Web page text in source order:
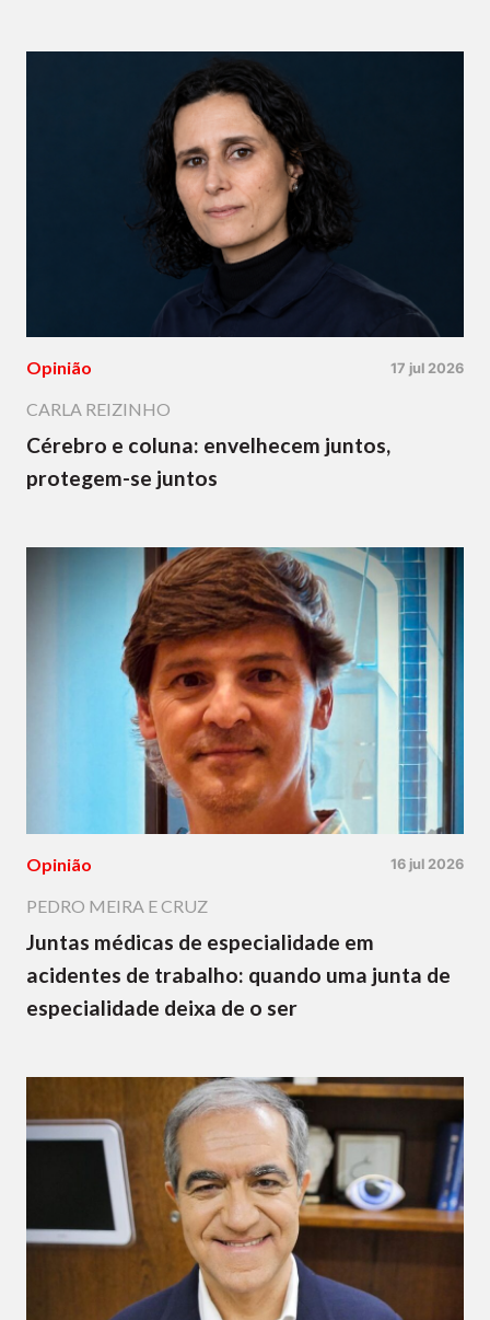
Opinião 17 jul 2026
CARLA REIZINHO
Cérebro e coluna: envelhecem juntos,
protegem-se juntos
Opinião 16 jul 2026
PEDRO MEIRA E CRUZ
Juntas médicas de especialidade em
acidentes de trabalho: quando uma junta de
especialidade deixa de o ser